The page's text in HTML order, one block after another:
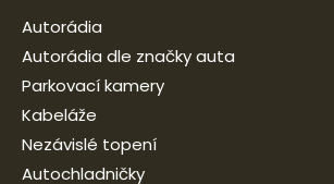
Autorádia
Autorádia dle značky auta
Parkovací kamery
Kabeláže
Nezávislé topení
Autochladničky